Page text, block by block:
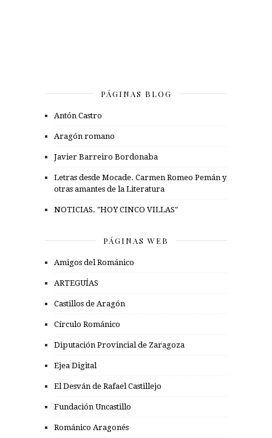
PÁGINAS BLOG
Antón Castro
Aragón romano
Javier Barreiro Bordonaba
Letras desde Mocade. Carmen Romeo Pemán y
otras amantes de la Literatura
NOTICIAS. "HOY CINCO VILLAS"
PÁGINAS WEB
Amigos del Románico
ARTEGUÍAS
Castillos de Aragón
Círculo Románico
Diputación Provincial de Zaragoza
Ejea Digital
El Desván de Rafael Castillejo
Fundación Uncastillo
Románico Aragonés